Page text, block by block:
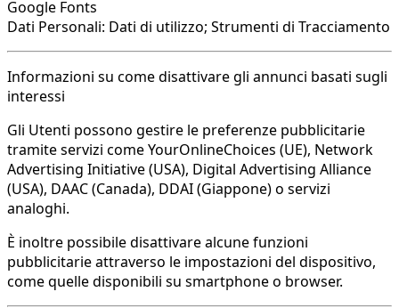
Google Fonts
Dati Personali: Dati di utilizzo; Strumenti di Tracciamento
Informazioni su come disattivare gli annunci basati sugli
interessi
Gli Utenti possono gestire le preferenze pubblicitarie
tramite servizi come YourOnlineChoices (UE), Network
Advertising Initiative (USA), Digital Advertising Alliance
(USA), DAAC (Canada), DDAI (Giappone) o servizi
analoghi.
È inoltre possibile disattivare alcune funzioni
pubblicitarie attraverso le impostazioni del dispositivo,
come quelle disponibili su smartphone o browser.